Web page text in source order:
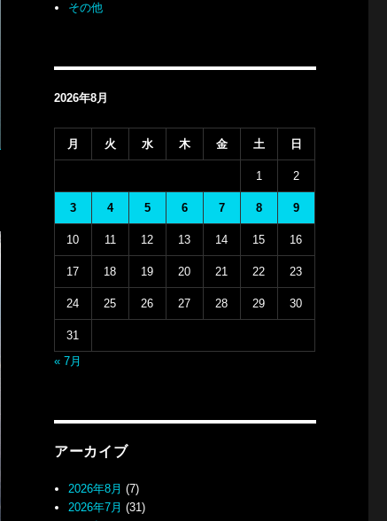
その他
2026年8月
月 火 水 木 金 土 日
1 2
3 4 5 6 7 8 9
10 11 12 13 14 15 16
17 18 19 20 21 22 23
24 25 26 27 28 29 30
31
« 7月
アーカイブ
2026年8月 (7)
2026年7月 (31)